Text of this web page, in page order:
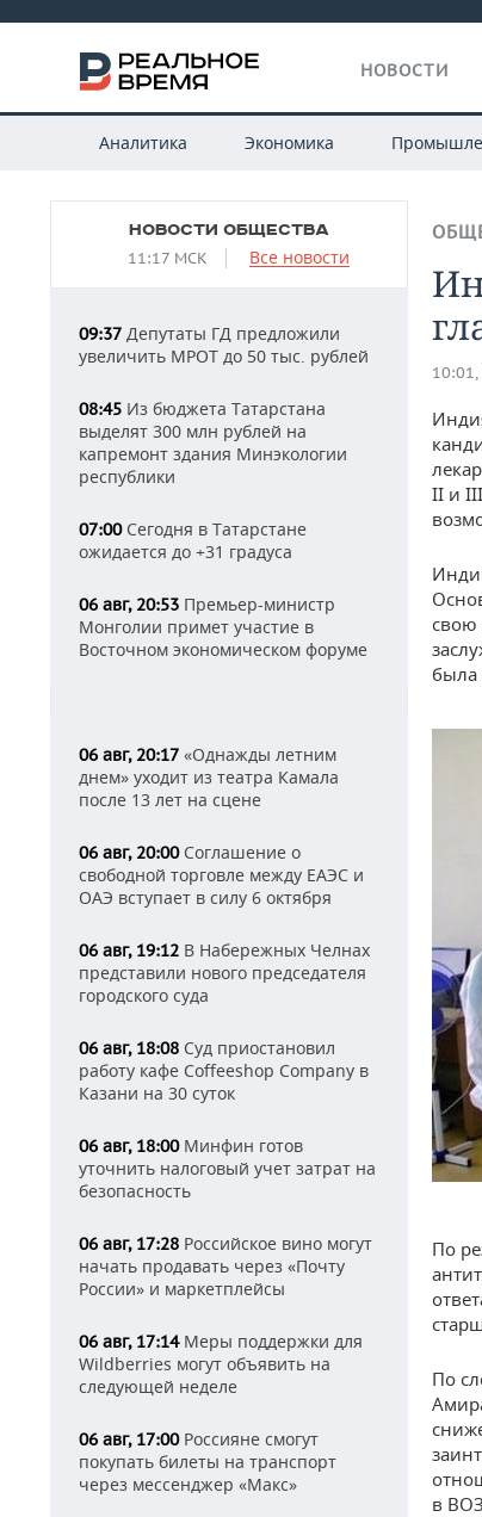
НОВОСТИ
Аналитика Экономика
НОВОСТИ ОБЩЕСТВА
11:17 МСК Все новости
09:37 Депутаты ГД предложили
увеличить МРОТ до 50 тыс. рублей
08:45 Из бюджета Татарстана
выделят 300 млн рублей на
капремонт здания Минэкологии
республики
07:00Сегодня в Татарстане
ожидается до +31 градуса
06 авг, 20:53 Премьер-министр
Монголии примет участие в
Восточном экономическом форуме
06 авг, 20:17 «Однажды летним
днем» уходит из театра Камала
после 13 лет на сцене
06 авг, 20:00Соглашение о
свободной торговле между ЕАЭС и
ОАЭ вступает в силу 6 октября
06 авг, 19:12 В Набережных Челнах
представили нового председателя
городского суда
06 авг, 18:08 Суд приостановил
работу кафе Coffeeshop Company в
Казани на 30 суток
06 авг, 18:00Минфин готов
уточнить налоговый учет затрат на
безопасность
06 авг, 17:28 Российское вино могут
начать продавать через «Почту
России» и маркетплейсы
06 авг, 17:14Меры поддержки для
Wildberries могут объявить на
следующей неделе
06 авг, 17:00Россияне смогут
покупать билеты на транспорт
через мессенджер «Макс»
II и
свою
была
По
По
в